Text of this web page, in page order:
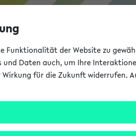
Funktionalität der Website zu
und Daten auch, um Ihre
für die Zukunft widerrufen.